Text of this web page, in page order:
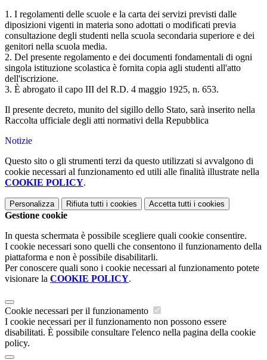
1. I regolamenti delle scuole e la carta dei servizi previsti dalle
diposizioni vigenti in materia sono adottati o modificati previa
consultazione degli studenti nella scuola secondaria superiore e dei
genitori nella scuola media.
2. Del presente regolamento e dei documenti fondamentali di ogni
singola istituzione scolastica è fornita copia agli studenti all'atto
dell'iscrizione.
3. È abrogato il capo III del R.D. 4 maggio 1925, n. 653.
Il presente decreto, munito del sigillo dello Stato, sarà inserito nella
Raccolta ufficiale degli atti normativi della Repubblica
Notizie
Questo sito o gli strumenti terzi da questo utilizzati si avvalgono di
cookie necessari al funzionamento ed utili alle finalità illustrate nella
COOKIE POLICY.
Personalizza Rifiuta tutti i cookies Accetta tutti i cookies
Gestione cookie
In questa schermata è possibile scegliere quali cookie consentire.
I cookie necessari sono quelli che consentono il funzionamento della
piattaforma e non è possibile disabilitarli.
Per conoscere quali sono i cookie necessari al funzionamento potete
visionare la COOKIE POLICY.
Cookie necessari per il funzionamento
I cookie necessari per il funzionamento non possono essere
disabilitati. È possibile consultare l'elenco nella pagina della cookie
policy.